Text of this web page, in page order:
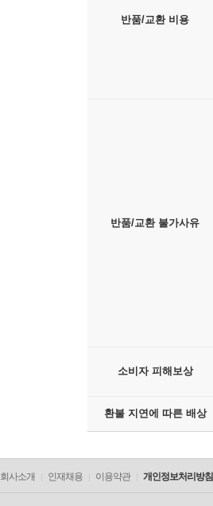
반품/교환 비용
반품/교환 불가사유
소비자 피해보상
환불 지연에 따른 배상
회사소개 인재채용 이용약관 개인정보처리방침